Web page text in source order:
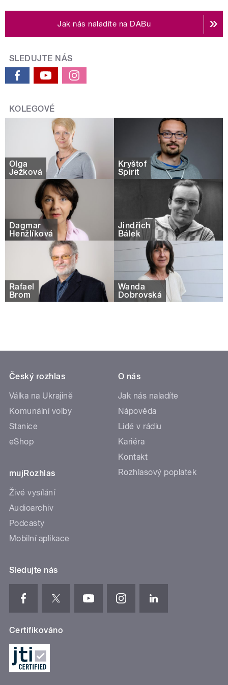
Jak nás naladíte na DABu
SLEDUJTE NÁS
KOLEGOVÉ
Olga
Ježková
Kryštof
Spirit
Dagmar
Henžlíková
Jindřich
Bálek
Rafael
Brom
Wanda
Dobrovská
Český rozhlas
Válka na Ukrajině
Komunální volby
Stanice
eShop
mujRozhlas
Živé vysílání
Audioarchiv
Podcasty
Mobilní aplikace
O nás
Jak nás naladíte
Nápověda
Lidé v rádiu
Kariéra
Kontakt
Rozhlasový poplatek
Sledujte nás
Certifikováno